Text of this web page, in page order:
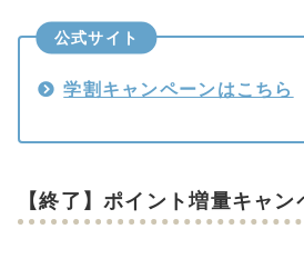
公式サイト
学割キャンペーンはこちら
【終了】ポイント増量キャン